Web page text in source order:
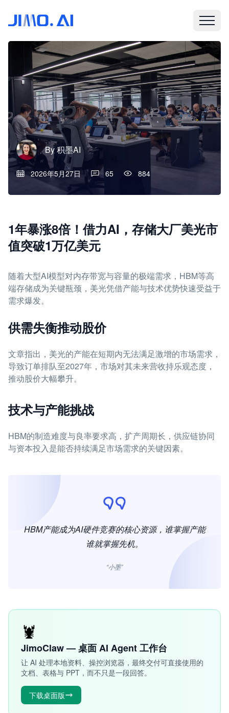
By积墨AI
2026年5月27日 65 884
1年暴涨8倍！借力AI，存储大厂美光市
值突破1万亿美元
随着大型AI模型对内存带宽与容量的极端需求，HBM等高
端存储成为关键瓶颈，美光凭借产能与技术优势快速受益于
需求爆发。
供需失衡推动股价
文章指出，美光的产能在短期内无法满足激增的市场需求，
导致订单排队至2027年，市场对其未来营收持乐观态度，
推动股价大幅攀升。
技术与产能挑战
HBM的制造难度与良率要求高，扩产周期长，供应链协同
与资本投入是能否持续满足市场需求的关键因素。
HBM产能成为AI硬件竞赛的核心资源，谁掌握产能
谁就掌握先机。
“小墨”
🦞
JimoClaw — 桌面 AI Agent 工作台
让 AI 处理本地资料、操控浏览器，最终交付可直接使用的
文档、表格与 PPT，而不只是一段回答。
下载桌面版